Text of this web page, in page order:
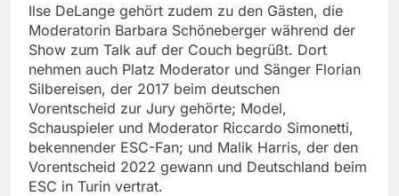
Ilse DeLange gehört zudem zu den Gästen, die
Moderatorin Barbara Schöneberger während der
Show zum Talk auf der Couch begrüßt. Dort
nehmen auch Platz Moderator und Sänger Florian
Silbereisen, der 2017 beim deutschen
Vorentscheid zur Jury gehörte; Model,
Schauspieler und Moderator Riccardo Simonetti,
bekennender ESC-Fan; und Malik Harris, der den
Vorentscheid 2022 gewann und Deutschland beim
ESC in Turin vertrat.